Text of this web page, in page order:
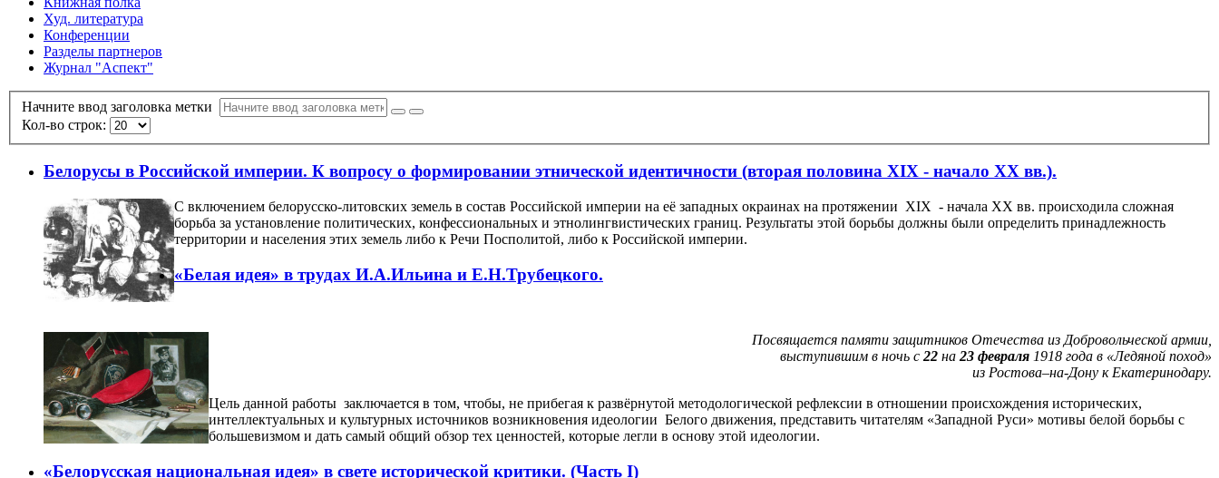
Худ. литература
Конференции
Разделы партнеров
Журнал "Аспект"
Начните ввод заголовка метки
Кол-во строк:
Белорусы в Российской империи. К вопросу о формировании этнической идентичности (вторая половина XIX - начало XX вв.).
С включением белорусско-литовских земель в состав Российской империи на её западных окраинах на протяжении XIX - начала XX вв. происходила сложная
борьба за установление политических, конфессиональных и этнолингвистических границ. Результаты этой борьбы должны были определить принадлежность
территории и населения этих земель либо к Речи Посполитой, либо к Российской империи.
«Белая идея» в трудах И.А.Ильина и Е.Н.Трубецкого.
Посвящается памяти защитников Отечества из Добровольческой армии,
выступившим в ночь с22 на23 февраля 1918 года в «Ледяной поход»
из Ростова–на-Дону к Екатеринодару.
Цель данной работы заключается в том, чтобы, не прибегая к развёрнутой методологической рефлексии в отношении происхождения исторических,
интеллектуальных и культурных источников возникновения идеологии Белого движения, представить читателям «Западной Руси» мотивы белой борьбы с
большевизмом и дать самый общий обзор тех ценностей, которые легли в основу этой идеологии.
«Белорусская национальная идея» в свете исторической критики. (Часть I)